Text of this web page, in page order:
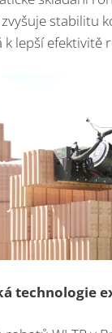
stabilitu
lepší efektivitě
technologie